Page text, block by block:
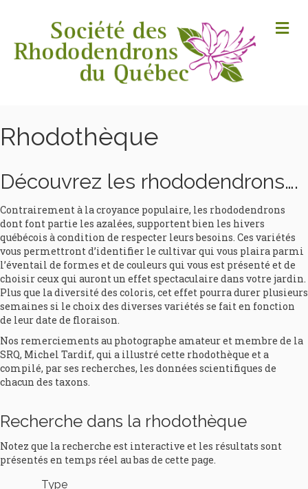
Rhodothèque
Découvrez les rhododendrons….
Contrairement à la croyance populaire, les rhododendrons
dont font partie les azalées, supportent bien les hivers
québécois à condition de respecter leurs besoins. Ces variétés
vous permettront d’identifier le cultivar qui vous plaira parmi
l’éventail de formes et de couleurs qui vous est présenté et de
choisir ceux qui auront un effet spectaculaire dans votre jardin.
Plus que la diversité des coloris, cet effet pourra durer plusieurs
semaines si le choix des diverses variétés se fait en fonction
de leur date de floraison.
Nos remerciements au photographe amateur et membre de la
SRQ, Michel Tardif, qui a illustré cette rhodothèque et a
compilé, par ses recherches, les données scientifiques de
chacun des taxons.
Recherche dans la rhodothèque
Notez que la recherche est interactive et les résultats sont
présentés en temps réel au bas de cette page.
Type